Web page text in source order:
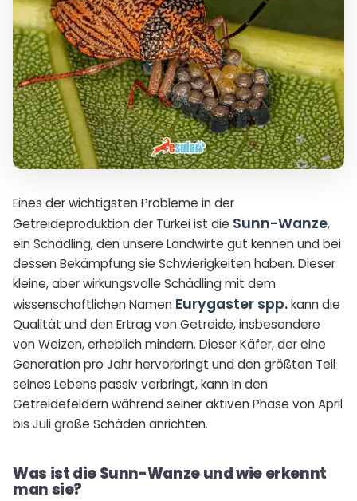
Eines der wichtigsten Probleme in der
Getreideproduktion der Türkei ist die Sunn-Wanze,
ein Schädling, den unsere Landwirte gut kennen und bei
dessen Bekämpfung sie Schwierigkeiten haben. Dieser
kleine, aber wirkungsvolle Schädling mit dem
wissenschaftlichen Namen Eurygaster spp.kann die
Qualität und den Ertrag von Getreide, insbesondere
von Weizen, erheblich mindern. Dieser Käfer, der eine
Generation pro Jahr hervorbringt und den größten Teil
seines Lebens passiv verbringt, kann in den
Getreidefeldern während seiner aktiven Phase von April
bis Juli große Schäden anrichten.
Was ist die Sunn-Wanze und wie erkennt
man sie?